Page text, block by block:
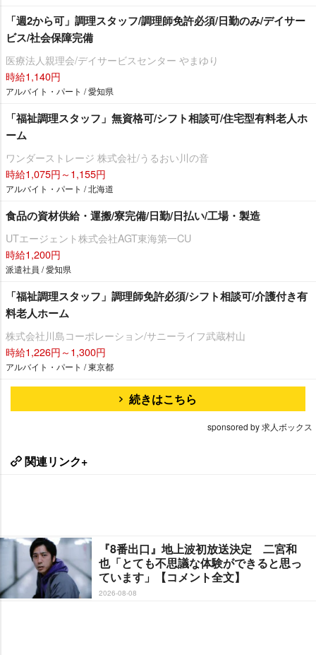
「週2から可」調理スタッフ/調理師免許必須/日勤のみ/デイサー
ビス/社会保障完備
医療法人親理会/デイサービスセンター やまゆり
時給1,140円
アルバイト・パート / 愛知県
「福祉調理スタッフ」無資格可/シフト相談可/住宅型有料老人ホ
ーム
ワンダーストレージ 株式会社/うるおい川の音
時給1,075円～1,155円
アルバイト・パート / 北海道
食品の資材供給・運搬/寮完備/日勤/日払い/工場・製造
UTエージェント株式会社AGT東海第一CU
時給1,200円
派遣社員 / 愛知県
「福祉調理スタッフ」調理師免許必須/シフト相談可/介護付き有
料老人ホーム
株式会社川島コーポレーション/サニーライフ武蔵村山
時給1,226円～1,300円
アルバイト・パート / 東京都
続きはこちら
sponsored by 求人ボックス
関連リンク+
『8番出口』地上波初放送決定 二宮和
也「とても不思議な体験ができると思っ
ています」【コメント全文】
2026-08-08